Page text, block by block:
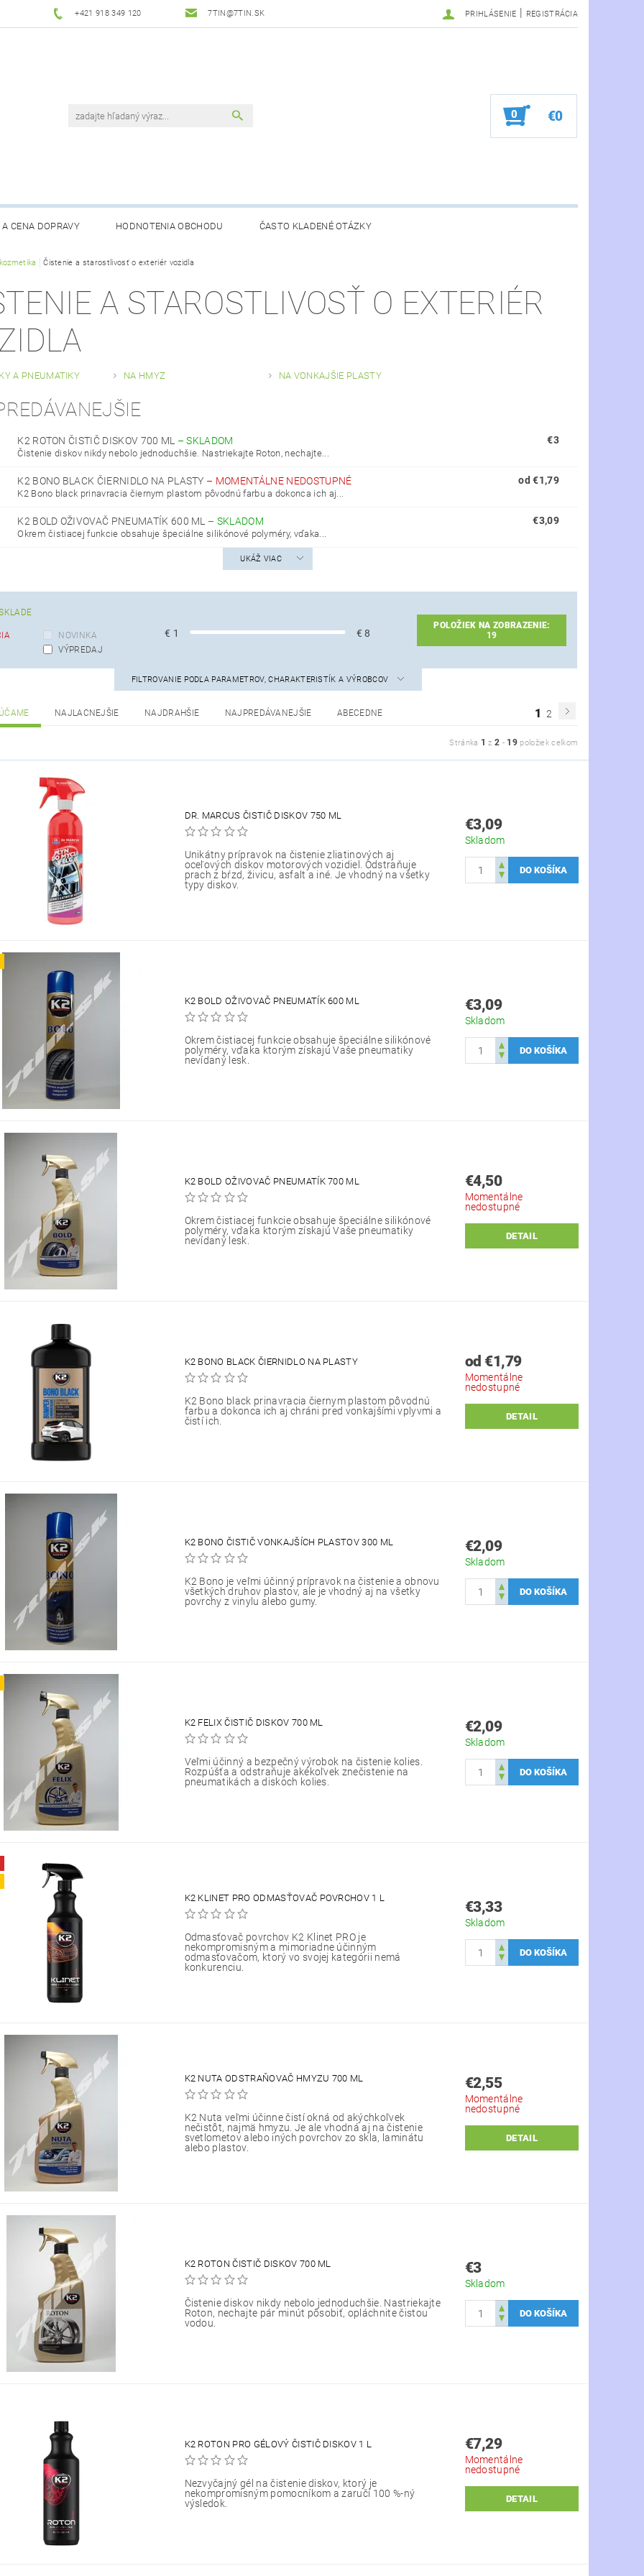
+421 918 349 120 7TIN@7TIN.SK PRIHLÁSENIE | REGISTRÁCIA
0 €0
CENA DOPRAVY HODNOTENIA OBCHODU ČASTO KLADENÉ OTÁZKY
Čistenie a starostlivosť o exteriér vozidla
A STAROSTLIVOSŤ O EXTERIÉR
A PNEUMATIKY NA HMYZ NA VONKAJŠIE PLASTY
K2 ROTON ČISTIČ DISKOV 700 ML –SKLADOM
Čistenie diskov nikdy nebolo jednoduchšie. Nastriekajte Roton, nechajte...
€3
K2 BONO BLACK ČIERNIDLO NA PLASTY – MOMENTÁLNE NEDOSTUPNÉ
K2 Bono black prinavracia čiernym plastom pôvodnú farbu a dokonca ich aj...
od €1,79
K2 BOLD OŽIVOVAČ PNEUMATÍK 600 ML – SKLADOM
Okrem čistiacej funkcie obsahuje špeciálne silikónové polyméry, vďaka...
€3,09
UKÁŽ VIAC
NOVINKA
VÝPREDAJ
€ 1 €8
POLOŽIEK NA ZOBRAZENIE:
19
FILTROVANIE PODĽA PARAMETROV, CHARAKTERISTÍK A VÝROBCOV
NAJLACNEJŠIE NAJDRAHŠIE NAJPREDÁVANEJŠIE ABECEDNE 1 2
Stránka 1 z2 - 19 položiek celkom
DR. MARCUS ČISTIČ DISKOV 750 ML
Unikátny prípravok na čistenie zliatinových aj
oceľových diskov motorových vozidiel. Odstraňuje
prach z bŕzd, živicu, asfalt a iné. Je vhodný na všetky
typy diskov.
€3,09
Skladom
K2 BOLD OŽIVOVAČ PNEUMATÍK 600 ML
Okrem čistiacej funkcie obsahuje špeciálne silikónové
polyméry, vďaka ktorým získajú Vaše pneumatiky
nevídaný lesk.
€3,09
Skladom
K2 BOLD OŽIVOVAČ PNEUMATÍK 700 ML
Okrem čistiacej funkcie obsahuje špeciálne silikónové
polyméry, vďaka ktorým získajú Vaše pneumatiky
nevídaný lesk.
€4,50
Momentálne
nedostupné
DETAIL
K2 BONO BLACK ČIERNIDLO NA PLASTY
K2 Bono black prinavracia čiernym plastom pôvodnú
farbu a dokonca ich aj chráni pred vonkajšími vplyvmi a
čistí ich.
od €1,79
Momentálne
nedostupné
DETAIL
K2 BONO ČISTIČ VONKAJŠÍCH PLASTOV 300 ML
K2 Bono je veľmi účinný prípravok na čistenie a obnovu
všetkých druhov plastov, ale je vhodný aj na všetky
povrchy z vinylu alebo gumy.
€2,09
Skladom
K2 FELIX ČISTIČ DISKOV 700 ML
Veľmi účinný a bezpečný výrobok na čistenie kolies.
Rozpúšťa a odstraňuje akékoľvek znečistenie na
pneumatikách a diskoch kolies.
€2,09
Skladom
K2 KLINET PRO ODMASŤOVAČ POVRCHOV 1 L
Odmasťovač povrchov K2 Klinet PRO je
nekompromisným a mimoriadne účinným
odmasťovačom, ktorý vo svojej kategórii nemá
konkurenciu.
€3,33
Skladom
K2 NUTA ODSTRAŇOVAČ HMYZU 700 ML
K2 Nuta veľmi účinne čistí okná od akýchkoľvek
nečistôt, najmä hmyzu. Je ale vhodná aj na čistenie
svetlometov alebo iných povrchov zo skla, laminátu
alebo plastov.
€2,55
Momentálne
nedostupné
DETAIL
K2 ROTON ČISTIČ DISKOV 700 ML
Čistenie diskov nikdy nebolo jednoduchšie. Nastriekajte
Roton, nechajte pár minút pôsobiť, opláchnite čistou
vodou.
€3
Skladom
K2 ROTON PRO GÉLOVÝ ČISTIČ DISKOV 1 L
Nezvyčajný gél na čistenie diskov, ktorý je
nekompromisným pomocníkom a zaručí 100 %-ný
výsledok.
€7,29
Momentálne
nedostupné
DETAIL